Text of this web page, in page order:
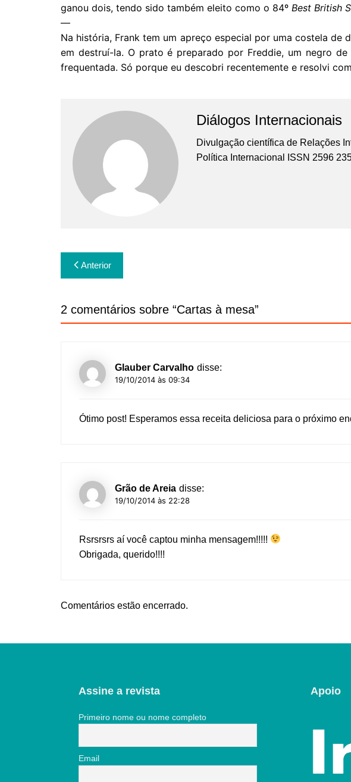
ganou dois, tendo sido também eleito como o 84º Best British
—
Na história, Frank tem um apreço especial por uma costela de
em destruí-la. O prato é preparado por Freddie, um negro
frequentada. Só porque eu descobri recentemente e resolvi
Diálogos Internacionais
Divulgação científica de Relações
Política Internacional ISSN 2596
Navegação
de
Post
Anterior
2 comentários sobre “Cartas à mesa”
Glauber Carvalho disse:
19/10/2014 às 09:34
Ótimo post! Esperamos essa receita deliciosa para o próximo
Grão de Areia disse:
19/10/2014 às 22:28
Rsrsrsrs aí você captou minha mensagem!!!!!
Obrigada, querido!!!!
Comentários estão encerrado.
Assine a revista
Primeiro nome ou nome completo
Email
Apoio